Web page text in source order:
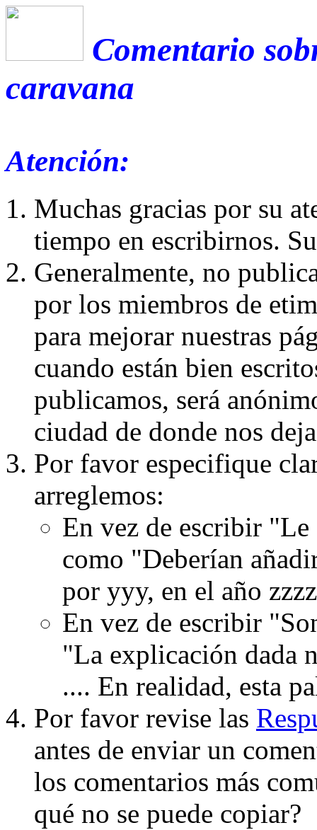
Comentario
caravana
Atención:
Muchas gracias por su
tiempo en escribirnos.
Generalmente, no
por los miembros de
para mejorar nuestras
cuando están bien
publicamos, será
ciudad de donde nos
Por favor especifique
arreglemos:
En vez de escribir
como "Deberían
por yyy, en el año
En vez de escribir
"La explicación dada
.... En realidad, esta
Por favor revise las
antes de enviar un
los comentarios más
qué no se puede copiar?